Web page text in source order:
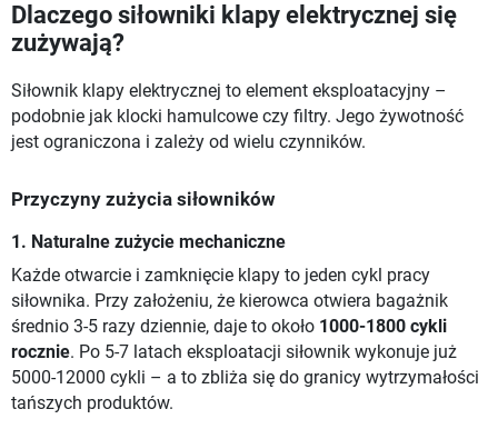
Dlaczego siłowniki klapy elektrycznej się
zużywają?
Siłownik klapy elektrycznej to element eksploatacyjny –
podobnie jak klocki hamulcowe czy filtry. Jego żywotność
jest ograniczona i zależy od wielu czynników.
Przyczyny zużycia siłowników
1. Naturalne zużycie mechaniczne
Każde otwarcie i zamknięcie klapy to jeden cykl pracy
siłownika. Przy założeniu, że kierowca otwiera bagażnik
średnio 3-5 razy dziennie, daje to około 1000-1800 cykli
rocznie. Po 5-7 latach eksploatacji siłownik wykonuje już
5000-12000 cykli – a to zbliża się do granicy wytrzymałości
tańszych produktów.